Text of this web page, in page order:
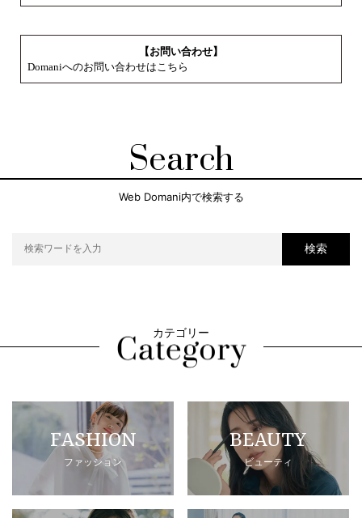
【お問い合わせ】
Domaniへのお問い合わせはこちら
Search
Web Domani内で検索する
検索
カテゴリー
FASHION
ファッション
BEAUTY
ビューティ